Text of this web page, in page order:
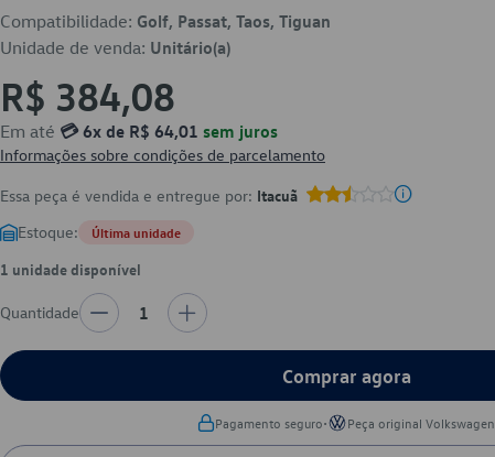
Compatibilidade: Golf, Passat, Taos, Tiguan
Unidade de venda: Unitário(a)
R$ 384,08
Em até 💳 6x de R$ 64,01 sem juros
Informações sobre condições de parcelamento
Essa peça é vendida e entregue por: Itacuã
Estoque: Última unidade
1 unidade disponível
Quantidade 1
Comprar agora
Pagamento seguro• Peça original Volkswagen